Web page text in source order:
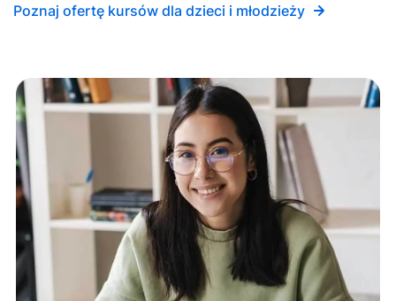
Poznaj ofertę kursów dla dzieci i młodzieży